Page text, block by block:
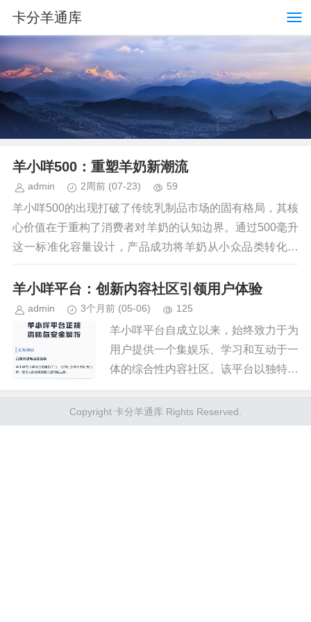
卡分羊通库
羊小咩500：重塑羊奶新潮流
admin 2周前 (07-23) 59
羊小咩500的出现打破了传统乳制品市场的固有格局，其核
心价值在于重构了消费者对羊奶的认知边界。通过500毫升
这一标准化容量设计，产品成功将羊奶从小众品类转化为
大众可接受的日常饮品。这种容量选择既符合现...
羊小咩平台：创新内容社区引领用户体验
admin 3个月前 (05-06) 125
羊小咩平台自成立以来，始终致力于为
用户提供一个集娱乐、学习和互动于一
体的综合性内容社区。该平台以独特的
颖而出，吸引了一批忠诚的用户群体。
无论是通过原创视频、图文还是直...
Copyright 卡分羊通库 Rights Reserved.